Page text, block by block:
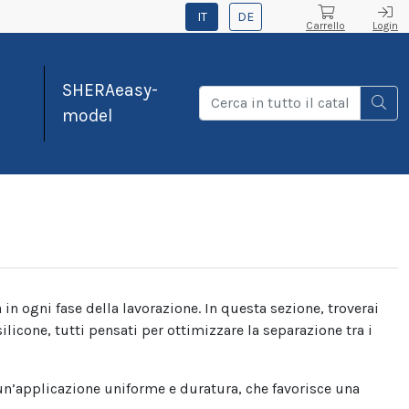
IT DE
Carrello Login
SHERAeasy-
model
ogni fase della lavorazione. In questa sezione, troverai
tutti pensati per ottimizzare la separazione tra i
uniforme e duratura, che favorisce una